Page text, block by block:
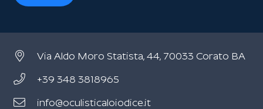
Via Aldo Moro Statista, 44, 70033 Corato BA
+39 348 3818965
info@oculisticaloiodice.it